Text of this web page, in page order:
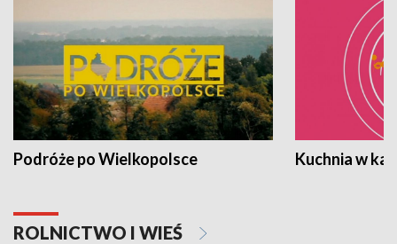
Podróże po Wielkopolsce Kuchnia w
ROLNICTWO I WIEŚ